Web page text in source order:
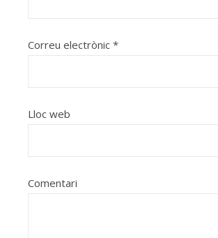
Correu electrònic *
Lloc web
Comentari